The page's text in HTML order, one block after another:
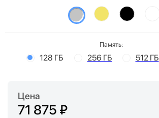
Память:
128 ГБ 256 ГБ 512 ГБ
Цена
71 875 ₽